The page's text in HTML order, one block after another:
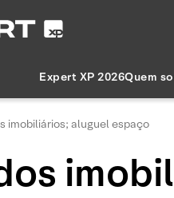
Expert XP 2026Quem
imobiliários; aluguel espaço